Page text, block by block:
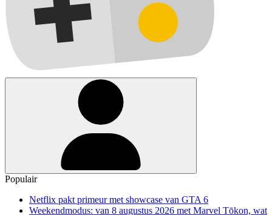
Populair
Netflix pakt primeur met showcase van GTA 6
Weekendmodus: van 8 augustus 2026 met Marvel Tōkon, wat